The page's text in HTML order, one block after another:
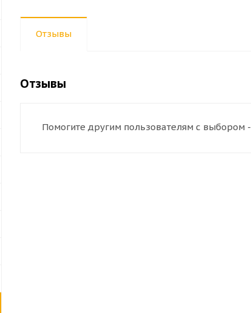
Отзывы
Отзывы
Помогите другим пользователям с выбором